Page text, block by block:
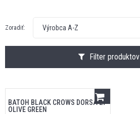
Filter produktov
Zoradiť: Výrobca A-Z
BATOH BLACK CROWS DORSA 27
OLIVE GREEN